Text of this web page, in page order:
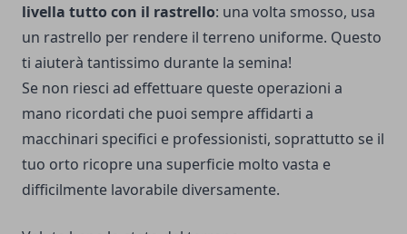
livella tutto con il rastrello: una volta smosso, usa
un rastrello per rendere il terreno uniforme. Questo
ti aiuterà tantissimo durante la semina!
Se non riesci ad effettuare queste operazioni a
mano ricordati che puoi sempre affidarti a
macchinari specifici e professionisti, soprattutto se il
tuo orto ricopre una superficie molto vasta e
difficilmente lavorabile diversamente.